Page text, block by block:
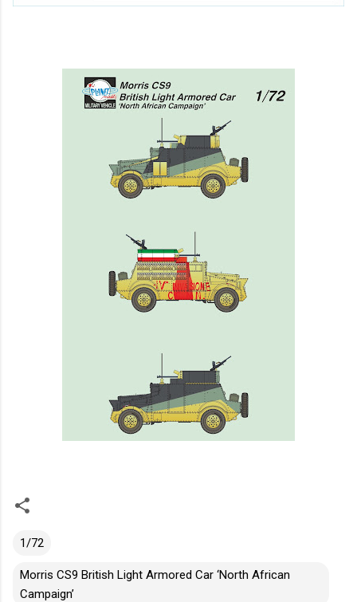
1/72
Morris CS9 British Light Armored Car ‘North African
Campaign’